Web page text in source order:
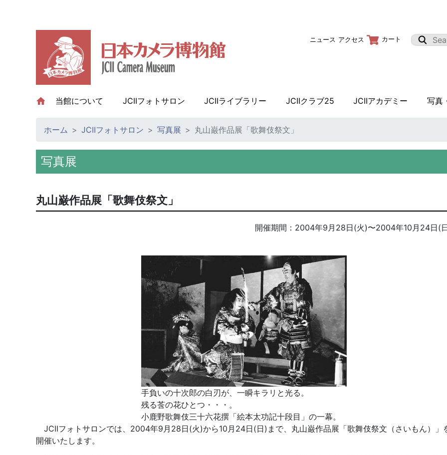
当館について (current)JCIIフォトサロン JCIIライブラリー JCIIクラブ25 JCIIアカデミー 写真
ニュース アクセス カート
ホーム JCIIフォトサロン 写真展 丸山巌作品展「歌舞伎祭文」
写真展
丸山巌作品展「歌舞伎祭文」
開催期間： 2004年9月28日(火)〜2004年10月24日(
手負いの十次郎の白刃が、一瞬キラリと光る。
残る莟の花ひとつ・・・。
小鹿野歌舞伎三十六花撰「絵本太功記十段目」の一幕。
JCIIフォトサロンでは、2004年9月28日(火)から10月24日(日)まで、丸山巌作品展「歌舞伎祭文（さいもん）」
開催いたします。